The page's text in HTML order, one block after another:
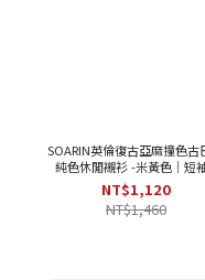
SOARIN英倫復古亞麻撞色古
純色休閒襯衫 -米黃色｜短
252TC396 ]
NT$1,120
NT$1,460